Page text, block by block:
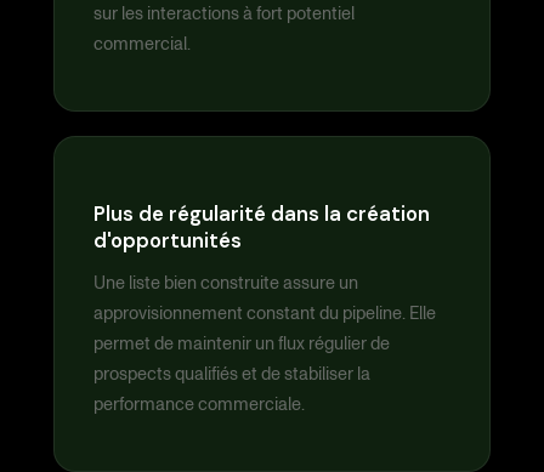
sur les interactions à fort potentiel
commercial.
Plus de régularité dans la création
d'opportunités
Une liste bien construite assure un
approvisionnement constant du pipeline. Elle
permet de maintenir un flux régulier de
prospects qualifiés et de stabiliser la
performance commerciale.